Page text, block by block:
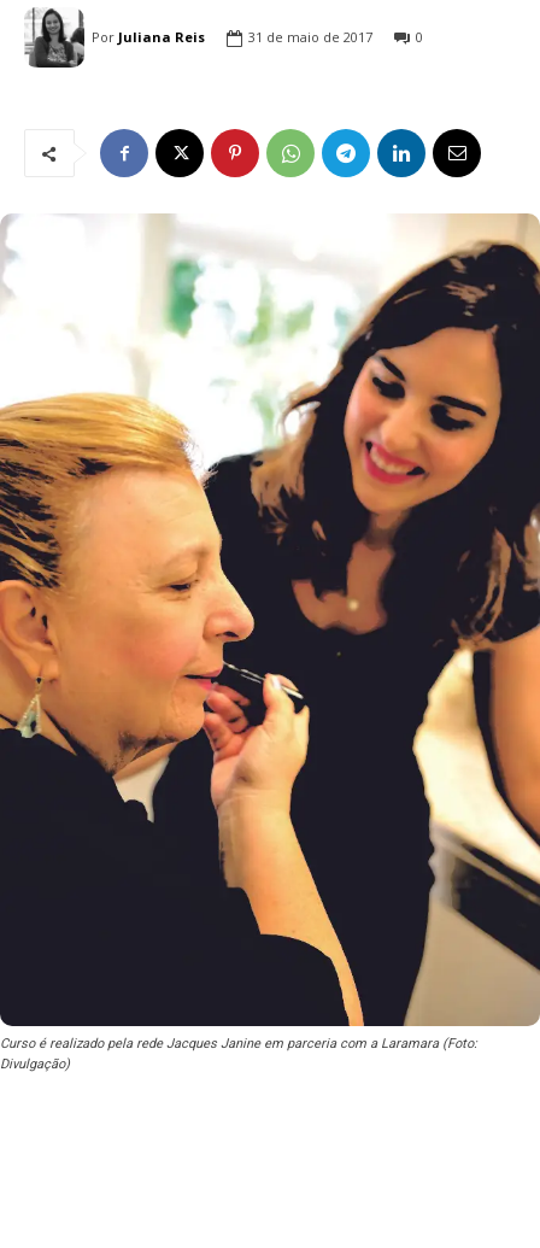
Por Juliana Reis 31 de maio de 2017 0
Curso é realizado pela rede Jacques Janine em parceria com a Laramara (Foto:
Divulgação)